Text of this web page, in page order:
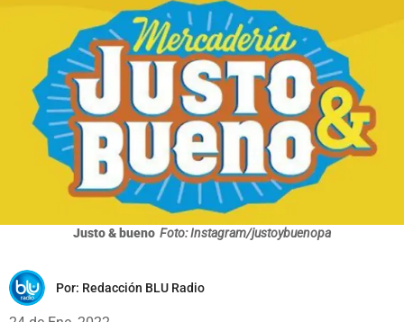
Justo & bueno Foto: Instagram/justoybuenopa
Por: Redacción BLU Radio